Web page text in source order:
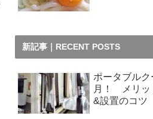
新記事｜RECENT POSTS
ポータブル
月！ メリッ
&設置のコツ